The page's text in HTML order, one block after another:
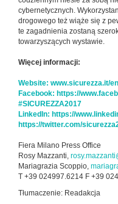
cybernetycznych.
drogowego też wiąże się z
te zagadnienia zostaną
towarzyszących wystawie.
Więcej informacji:
Website: www.sicurezza.it/en
Facebook: https://
#SICUREZZA2017
LinkedIn: https://
https://twitter.com/
Fiera Milano Press Office
Rosy Mazzanti,
Mariagrazia Scoppio,
T +39 024997.6214 F +39
Tłumaczenie: Readakcja